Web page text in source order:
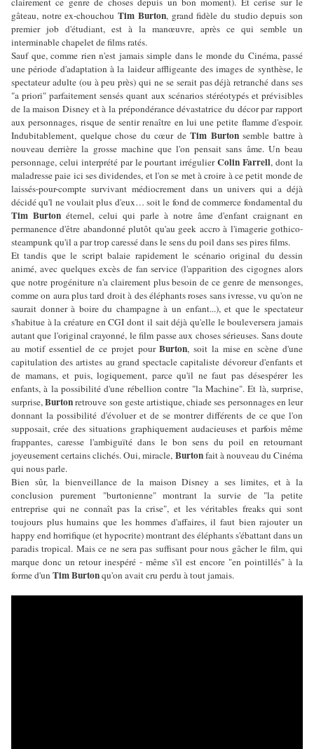
gâteau, notre ex-chouchouTim Burton, grand fidèle du studio depuis son
premier job d'étudiant, est à la manœuvre, après ce qui semble un
interminable chapelet de films ratés.
Sauf que, comme rien n'est jamais simple dans le monde du Cinéma, passé
une période d'adaptation à la laideur affligeante des images de synthèse, le
spectateur adulte (ou à peu près) qui ne se serait pas déjà retranché dans ses
"a priori" parfaitement sensés quant aux scénarios stéréotypés et prévisibles
de la maison Disney et à la prépondérance dévastatrice du décor par rapport
aux personnages, risque de sentir renaître en lui une petite flamme d'espoir.
Indubitablement, quelque chose du cœur de Tim Burtonsemble battre à
nouveau derrière la grosse machine que l'on pensait sans âme. Un beau
personnage, celui interprété par le pourtant irrégulierColin Farrell, dont la
maladresse paie ici ses dividendes, et l'on se met à croire à ce petit monde de
laissés-pour-compte survivant médiocrement dans un univers qui a déjà
décidé qu'l ne voulait plus d'eux… soit le fond de commerce fondamental du
Tim Burton éternel, celui qui parle à notre âme d'enfant craignant en
permanence d'être abandonné plutôt qu'au geek accro à l'imagerie gothico-
steampunk qu'il a par trop caressé dans le sens du poil dans ses pires films.
Et tandis que le script balaie rapidement le scénario original du dessin
animé, avec quelques excès de fan service (l'apparition des cigognes alors
que notre progéniture n'a clairement plus besoin de ce genre de mensonges,
comme on aura plus tard droit à des éléphants roses sans ivresse, vu qu'on ne
saurait donner à boire du champagne à un enfant...), et que le spectateur
s'habitue à la créature en CGI dont il sait déjà qu'elle le bouleversera jamais
autant que l'original crayonné, le film passe aux choses sérieuses. Sans doute
au motif essentiel de ce projet pourBurton, soit la mise en scène d'une
capitulation des artistes au grand spectacle capitaliste dévoreur d'enfants et
de mamans, et puis, logiquement, parce qu'il ne faut pas désespérer les
enfants, à la possibilité d'une rébellion contre "la Machine". Et là, surprise,
surprise,Burtonretrouve son geste artistique, chiade ses personnages en leur
donnant la possibilité d'évoluer et de se montrer différents de ce que l'on
supposait, crée des situations graphiquement audacieuses et parfois même
frappantes, caresse l'ambiguïté dans le bon sens du poil en retournant
joyeusement certains clichés. Oui, miracle, Burtonfait à nouveau du Cinéma
qui nous parle.
Bien sûr, la bienveillance de la maison Disney a ses limites, et à la
conclusion purement "burtonienne" montrant la survie de "la petite
entreprise qui ne connaît pas la crise", et les véritables freaks qui sont
toujours plus humains que les hommes d'affaires, il faut bien rajouter un
happy end horrifique (et hypocrite) montrant des éléphants s'ébattant dans un
paradis tropical. Mais ce ne sera pas suffisant pour nous gâcher le film, qui
marque donc un retour inespéré - même s'il est encore "en pointillés" à la
forme d'unTim Burtonqu'on avait cru perdu à tout jamais.